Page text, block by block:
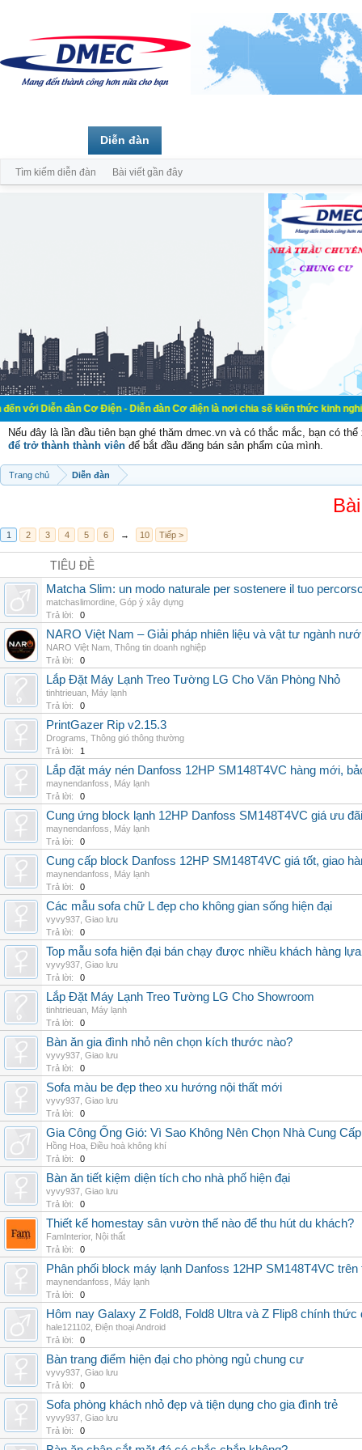
đàn Cơ Điện - Diễn đàn Cơ điện là nơi chia sẽ kiến thức kinh nghiệm
Nếu đây là lần đầu tiên bạn ghé thăm dmec.vn và có thắc mắc, bạn có
để trở thành thành viên để bắt đầu đăng bán sản phẩm của mình.
Trang chủ Diễn đàn
1 2 3 4 5 6 → 10 Tiếp >
TIÊU ĐỀ
Matcha Slim: un modo naturale per sostenere il tuo
matchaslimordine Góp ý xây dựng
Trả lời:
0
NARO Việt Nam – Giải pháp nhiên liệu và vật tư ngành
NARO Việt Nam Thông tin doanh nghiệp
Trả lời:
0
Lắp Đặt Máy Lạnh Treo Tường LG Cho Văn Phòng Nhỏ
tinhtrieuan Máy lạnh
Trả lời:
0
PrintGazer Rip v2.15.3
Drograms Thông gió thông thường
Trả lời:
1
Lắp đặt máy nén Danfoss 12HP SM148T4VC hàng mới,
maynendanfoss
Máy lạnh
Trả lời:
0
Cung ứng block lạnh 12HP Danfoss SM148T4VC giá ưu
maynendanfoss
Máy lạnh
Trả lời:
0
Cung cấp block Danfoss 12HP SM148T4VC giá tốt, giao
maynendanfoss
Máy lạnh
Trả lời:
0
Các mẫu sofa chữ L đẹp cho không gian sống hiện đại
vyvy937 Giao lưu
Trả lời:
0
Top mẫu sofa hiện đại bán chạy được nhiều khách hàng
vyvy937 Giao lưu
Trả lời:
0
Lắp Đặt Máy Lạnh Treo Tường LG Cho Showroom
tinhtrieuan Máy lạnh
Trả lời:
0
Bàn ăn gia đình nhỏ nên chọn kích thước nào?
vyvy937 Giao lưu
Trả lời:
0
Sofa màu be đẹp theo xu hướng nội thất mới
vyvy937 Giao lưu
Trả lời:
0
Gia Công Ống Gió: Vì Sao Không Nên Chọn Nhà Cung
Hồng Hoa Điều hoà không khí
Trả lời:
0
Bàn ăn tiết kiệm diện tích cho nhà phố hiện đại
vyvy937 Giao lưu
Trả lời:
0
Thiết kế homestay sân vườn thế nào để thu hút du khách?
FamInterior, Nội thất
Trả lời:
0
Phân phối block máy lạnh Danfoss 12HP SM148T4VC
maynendanfoss
Máy lạnh
Trả lời:
0
Hôm nay Galaxy Z Fold8, Fold8 Ultra và Z Flip8 chính
hale121102 Điện thoại Android
Trả lời:
0
Bàn trang điểm hiện đại cho phòng ngủ chung cư
vyvy937 Giao lưu
Trả lời:
0
Sofa phòng khách nhỏ đẹp và tiện dụng cho gia đình trẻ
vyvy937 Giao lưu
Trả lời:
0
Diễn đàn
Tìm kiếm diễn đàn Bài viết gần đây